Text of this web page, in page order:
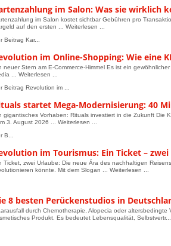
im Salon: Was sie wirklich
im Salon kostet sichtbar Gebühren pro
auf den ersten ... Weiterlesen ...
Beitrag Kar...
im Online-Shopping: Wie eine
neuer Stern am E-Commerce-Himmel Es ist ein
... Weiterlesen ...
Beitrag Revolution im ...
startet Mega-Modernisierung: 40
gigantisches Vorhaben: Rituals investiert in die Zukunft Die
3. August 2026 ... Weiterlesen ...
B...
im Tourismus: Ein Ticket –
Ticket, zwei Urlaube: Die neue Ära des nachhaltigen
könnte. Mit dem Slogan ... Weiterlesen ...
8 besten Perückenstudios in
durch Chemotherapie, Alopecia oder
Produkt. Es bedeutet Lebensqualität, Selbstvertr...